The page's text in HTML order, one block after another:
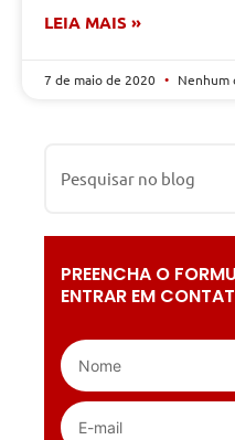
LEIA MAIS »
7 de maio de 2020 Nenhum
PREENCHA O
ENTRAR EM